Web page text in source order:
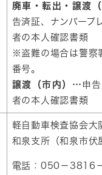
廃車・転出・譲渡
告済証、ナンバープ
者の本人確認書類
※盗難の場合は警察
番号。
譲渡（市内）… 申
者の本人確認書類
軽自動車検査協会大
和泉支所（和泉市伏
電話：050－3816